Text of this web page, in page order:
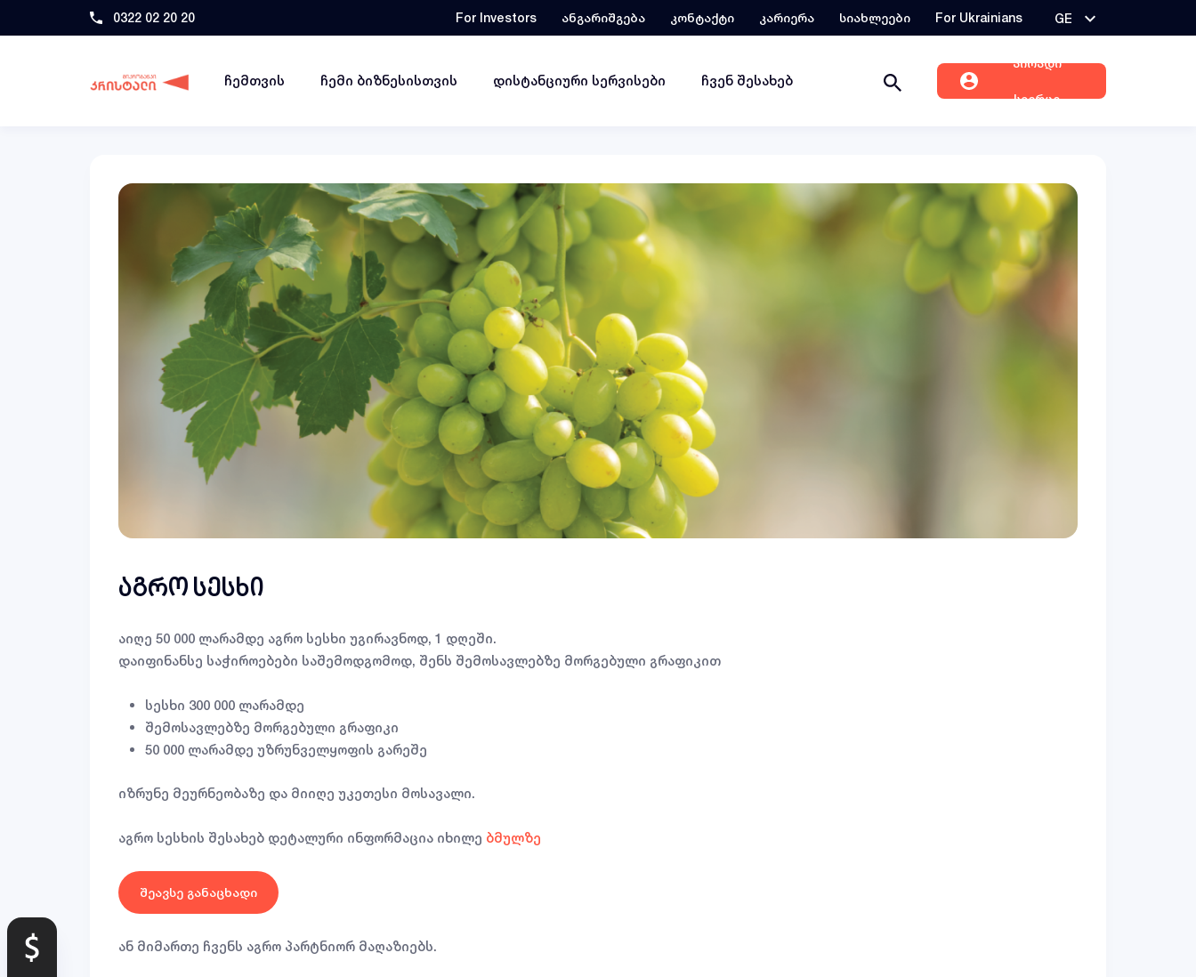
0322 02 20 20 For Investors ანგარიშგება კონტაქტი კარიერა სიახლეები For Ukrainians GE
ჩემთვის ჩემი ბიზნესისთვის დისტანციური სერვისები ჩვენ შესახებ
პირადი
სივრცე
აგრო სესხი
აიღე 50 000 ლარამდე აგრო სესხი უგირავნოდ, 1 დღეში.
დაიფინანსე საჭიროებები საშემოდგომოდ, შენს შემოსავლებზე მორგებული გრაფიკით
სესხი 300 000 ლარამდე
შემოსავლებზე მორგებული გრაფიკი
50 000 ლარამდე უზრუნველყოფის გარეშე
იზრუნე მეურნეობაზე და მიიღე უკეთესი მოსავალი.
აგრო სესხის შესახებ დეტალური ინფორმაცია იხილე ბმულზე
შეავსე განაცხადი
ან მიმართე ჩვენს აგრო პარტნიორ მაღაზიებს.